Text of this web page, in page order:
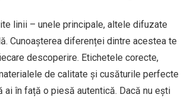
linii – unele principale, altele difuzate
Cunoașterea diferenței dintre acestea te
descoperire. Etichetele corecte,
de calitate și cusăturile perfecte
ai în față o piesă autentică. Dacă nu ești